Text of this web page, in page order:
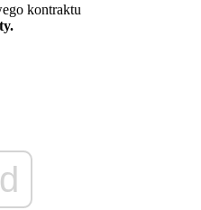
kontraktu